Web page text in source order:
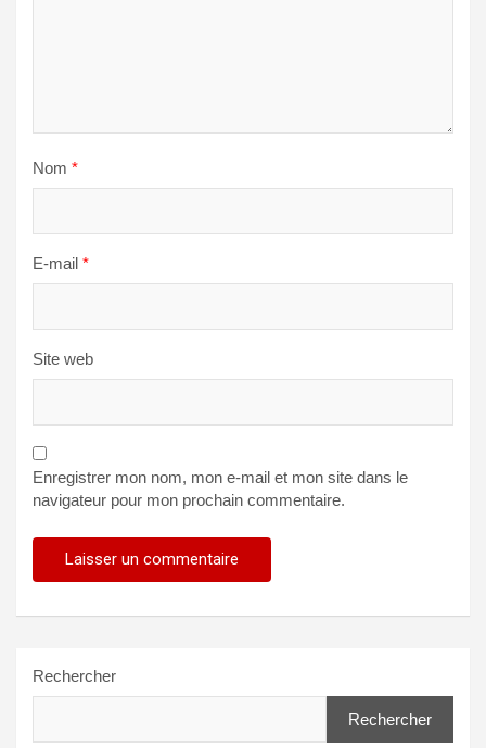
Nom *
E-mail *
Site web
Enregistrer mon nom, mon e-mail et mon site dans le
navigateur pour mon prochain commentaire.
Rechercher
Rechercher